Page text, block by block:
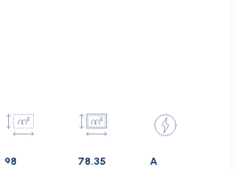
98 78.35 A